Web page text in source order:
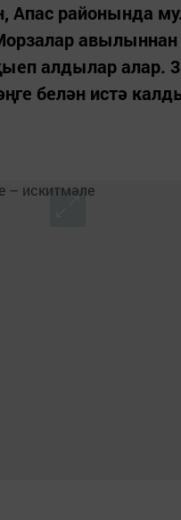
Апас районында
авылыннан
алдылар алар.
белән истә